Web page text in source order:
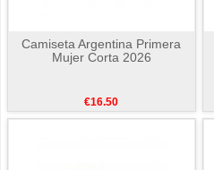
Camiseta Argentina Primera
Mujer Corta 2026
€16.50